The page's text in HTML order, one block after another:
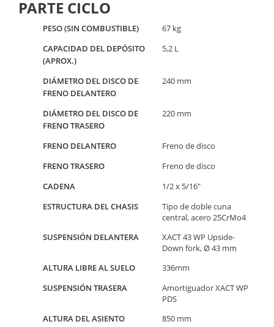
PARTE CICLO
PESO (SIN COMBUSTIBLE)
67 kg
CAPACIDAD DEL DEPÓSITO
(APROX.)
5,2 L
DIÁMETRO DEL DISCO DE
FRENO DELANTERO
240 mm
DIÁMETRO DEL DISCO DE
FRENO TRASERO
220 mm
FRENO DELANTERO
Freno de disco
FRENO TRASERO
Freno de disco
CADENA
1/2 x 5/16"
ESTRUCTURA DEL CHASIS
Tipo de doble cuna
central, acero 25CrMo4
SUSPENSIÓN DELANTERA
XACT 43 WP Upside-
Down fork, Ø 43 mm
ALTURA LIBRE AL SUELO
336mm
SUSPENSIÓN TRASERA
Amortiguador XACT WP
PDS
ALTURA DEL ASIENTO
850 mm